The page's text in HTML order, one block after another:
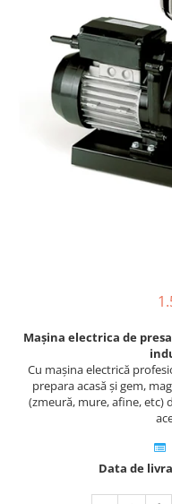
Accesorii chiuvete
Gratar protectie chiuveta
Scurgator farfurii
Suporti burete
Tocatoare lemn si sticla
Sisteme de scurgere si
Tavita scurgere vase/
Rasnite de cafea
Roboti de bucatarie
Spumarea laptelui
Espressoare cafea
Aparate de gatit-
Masina de spalat vase
Accesorii
Seturi Electrocasnice
Termostate si senzori
Sonerii electrice
Construieste singur
Module
Panouri si rame
Mașina electrica de
Cu mașina electrică
prepara acasă și gem,
(zmeură, mure, afine, etc)
Data de